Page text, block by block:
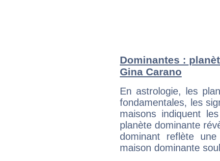
Dominantes :
Gina Carano
En astrologie, les
fondamentales, les
maisons indiquent
planète dominante
dominant reflète
maison dominante